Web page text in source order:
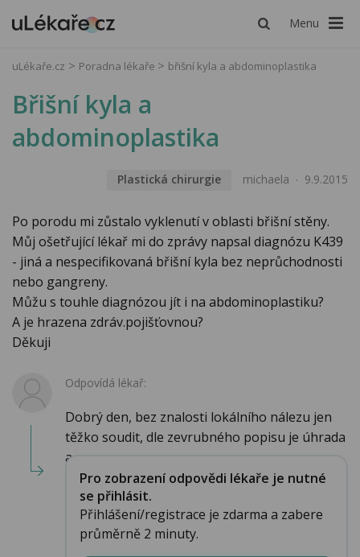
Menu
uLékaře.cz Poradna lékaře břišní kyla a abdominoplastika
Břišní kyla a
abdominoplastika
Plastická chirurgie michaela 9.9.2015
Po porodu mi zůstalo vyklenutí v oblasti břišní stěny.
Můj ošetřující lékař mi do zprávy napsal diagnózu K439
- jiná a nespecifikovaná břišní kyla bez neprůchodnosti
nebo gangreny.
Můžu s touhle diagnózou jít i na abdominoplastiku?
A je hrazena zdráv.pojišťovnou?
Děkuji
Odpovídá lékař:
Dobrý den, bez znalosti lokálního nálezu jen
těžko soudit, dle zevrubného popisu je úhrada
a...
Pro zobrazení odpovědi lékaře je nutné
se přihlásit.
Přihlášení/registrace je zdarma a zabere
průměrně 2 minuty.